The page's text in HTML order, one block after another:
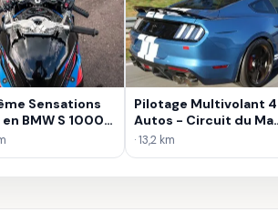
Sensations
BMW S 1000
du Mas du
Pilotage Multivolant 4
Autos - Circuit du
du Clos
· 13,2 km